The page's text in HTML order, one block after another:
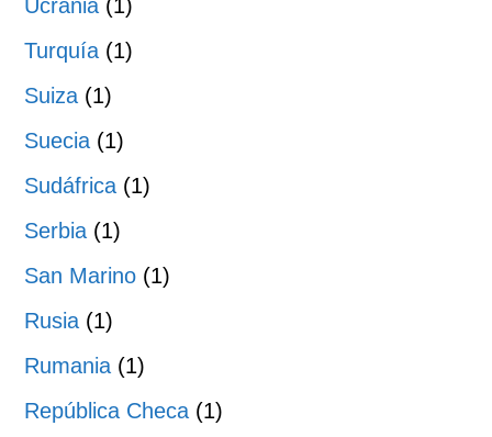
Ucrania (1)
Turquía (1)
Suiza (1)
Suecia (1)
Sudáfrica (1)
Serbia (1)
San Marino (1)
Rusia (1)
Rumania (1)
República Checa (1)